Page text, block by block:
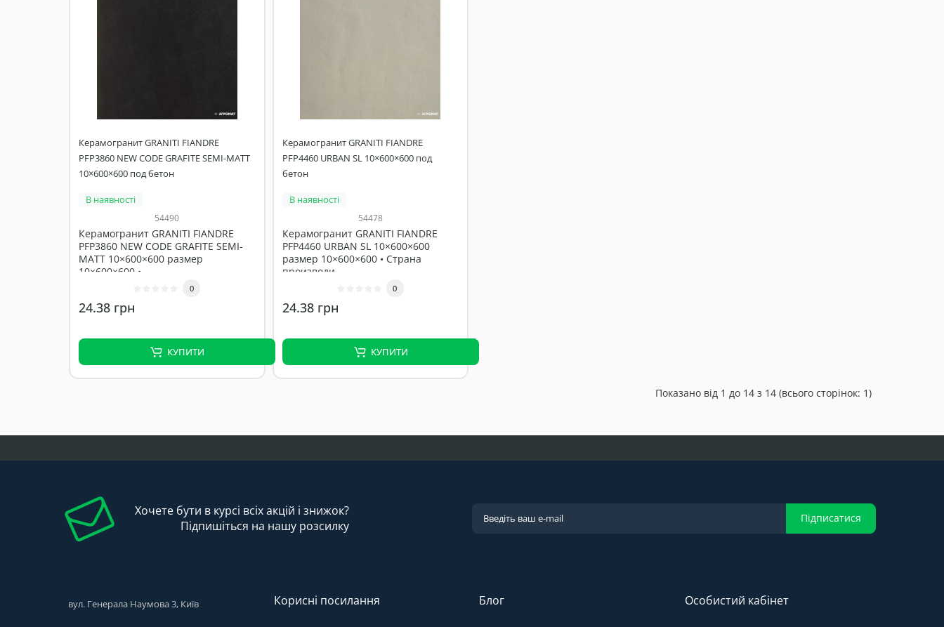
Керамогранит GRANITI FIANDRE
PFP3860 NEW CODE GRAFITE SEMI-MATT
10×600×600 под бетон
В наявності
54490
Керамогранит GRANITI FIANDRE
PFP3860 NEW CODE GRAFITE SEMI-
MATT 10×600×600 размер
10×600×600 •..
0
24.38 грн
КУПИТИ
Керамогранит GRANITI FIANDRE
PFP4460 URBAN SL 10×600×600 под
бетон
В наявності
54478
Керамогранит GRANITI FIANDRE
PFP4460 URBAN SL 10×600×600
размер 10×600×600 • Страна
производи..
0
24.38 грн
КУПИТИ
Показано від 1 до 14 з 14 (всього сторінок: 1)
Хочете бути в курсі всіх акцій і знижок?
Підпишіться на нашу розсилку
Підписатися
вул. Генерала Наумова 3, Київ Корисні посилання Блог Особистий кабінет